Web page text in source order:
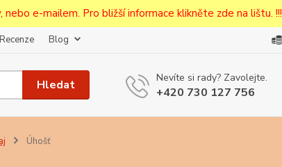
e-mailem. Pro bližší informace klikněte zde na lištu. !!!
Recenze Blog
Hledat Nevíte si rady? Zavolejte.
+420 730 127 756
Úhošť
nastavena sleva, případně upravena cena v
objednávce.